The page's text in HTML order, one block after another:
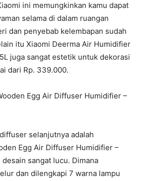
ini memungkinkan kamu dapat
selama di dalam ruangan
dan penyebab kelembapan sudah
itu Xiaomi Deerma Air Humidifier
juga sangat estetik untuk dekorasi
dari Rp. 339.000.
Egg Air Diffuser Humidifier –
selanjutnya adalah
Egg Air Diffuser Humidifier –
sangat lucu. Dimana
dan dilengkapi 7 warna lampu